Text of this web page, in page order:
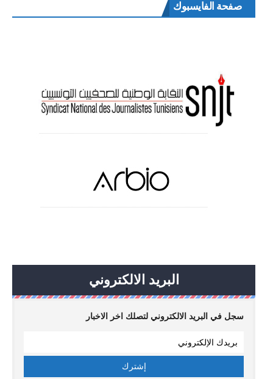
صفحة الفايسبوك
البريد الالكتروني
سجل في البريد الالكتروني لتصلك اخر الاخبار